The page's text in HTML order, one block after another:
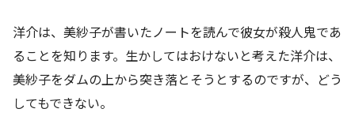
洋介は、美紗子が書いたノートを読んで彼女が殺人鬼であ
ることを知ります。生かしてはおけないと考えた洋介は、
美紗子をダムの上から突き落とそうとするのですが、どう
してもできない。